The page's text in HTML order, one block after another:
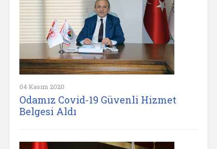
04 Kasım 2020
Odamız Covid-19 Güvenli Hizmet
Belgesi Aldı